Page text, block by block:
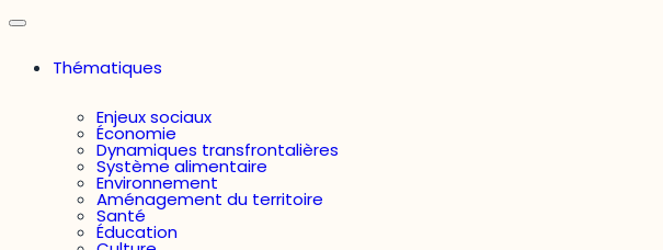
Thématiques
Enjeux sociaux
Économie
Dynamiques transfrontalières
Système alimentaire
Environnement
Aménagement du territoire
Santé
Éducation